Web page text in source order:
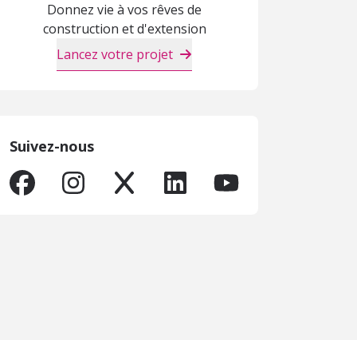
Donnez vie à vos rêves de
construction et d'extension
Lancez votre projet
Suivez-nous